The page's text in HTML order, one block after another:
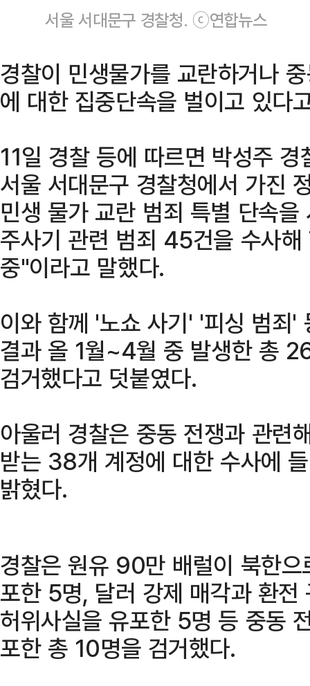
서울 서대문구 경찰청. ⓒ연합뉴스
경찰이 민생물가를 교란하거나
에 대한 집중단속을 벌이고 있다
11일 경찰 등에 따르면 박성주
서울 서대문구 경찰청에서 가진
민생 물가 교란 범죄 특별 단속을
주사기 관련 범죄 45건을 수사
중"이라고 말했다.
이와 함께 '노쇼 사기' '피싱 범죄'
결과 올 1월~4월 중 발생한 총
검거했다고 덧붙였다.
아울러 경찰은 중동 전쟁과 관련
받는 38개 계정에 대한 수사에
밝혔다.
경찰은 원유 90만 배럴이 북한
포한 5명, 달러 강제 매각과 환전
허위사실을 유포한 5명 등 중동
포한 총 10명을 검거했다.